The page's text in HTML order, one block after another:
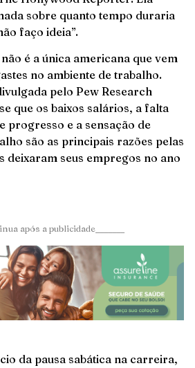
sobre quanto tempo duraria
faço ideia”.
é a única americana que vem
no ambiente de trabalho.
pelo Pew Research
que os baixos salários, a falta
progresso e a sensação de
são as principais razões pelas
deixaram seus empregos no ano
após a publicidade_______
da pausa sabática na carreira,